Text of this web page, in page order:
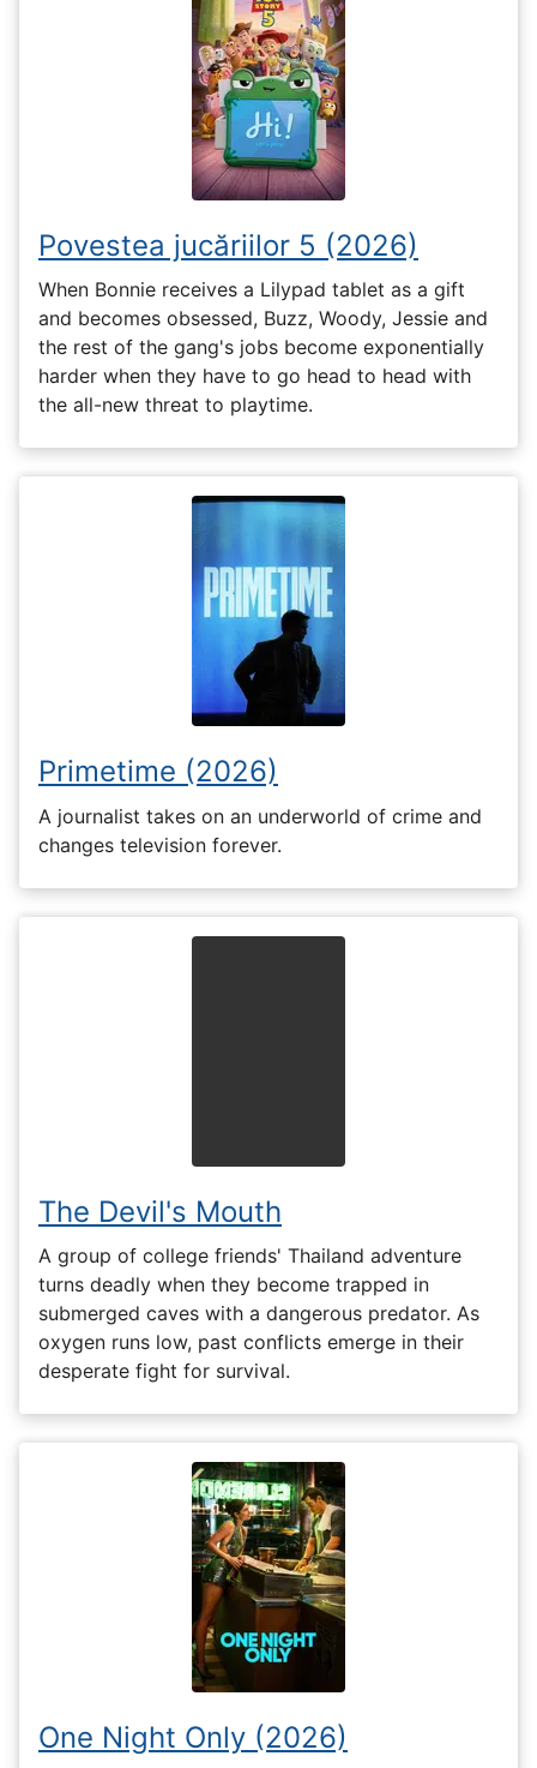
Povestea jucăriilor 5 (2026)
When Bonnie receives a Lilypad tablet as a gift
and becomes obsessed, Buzz, Woody, Jessie and
the rest of the gang's jobs become exponentially
harder when they have to go head to head with
the all-new threat to playtime.
Primetime (2026)
A journalist takes on an underworld of crime and
changes television forever.
The Devil's Mouth
A group of college friends' Thailand adventure
turns deadly when they become trapped in
submerged caves with a dangerous predator. As
oxygen runs low, past conflicts emerge in their
desperate fight for survival.
One Night Only (2026)